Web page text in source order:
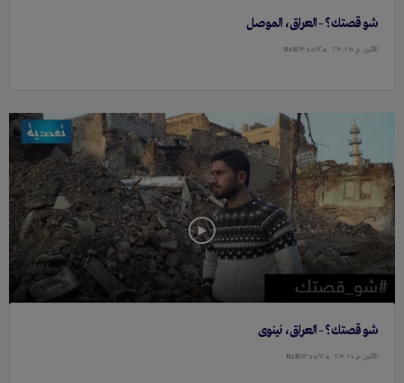
شو قصتك؟ – العراق، الموصل
الأثنين م ١٨ ۰١ ٢۰١٩ هـ ١٣٥٥/١٢/NaN
شو قصتك؟ – العراق، نينوى
الأثنين م ١۰ ۰١ ٢۰١٩ هـ ١٣٥٥/١٢/NaN